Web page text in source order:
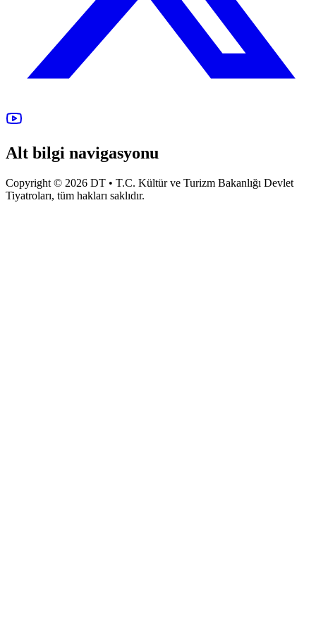
Alt bilgi navigasyonu
Copyright © 2026 DT • T.C. Kültür ve Turizm Bakanlığı Devlet
Tiyatroları, tüm hakları saklıdır.